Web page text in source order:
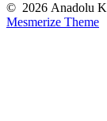
© 2026 Anadolu
Mesmerize Theme